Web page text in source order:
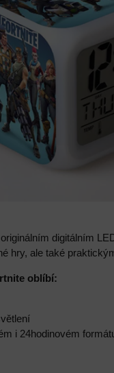
digitálním
hry, ale také
oblíbí:
i 24hodinovém